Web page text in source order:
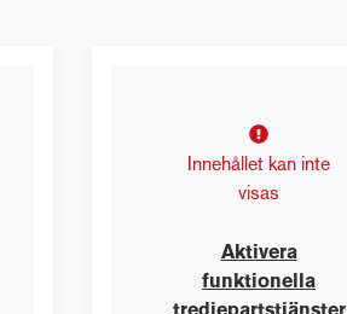
Innehållet kan inte
visas
Aktivera
funktionella